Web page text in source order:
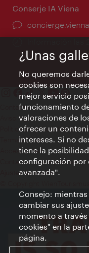
Conserje IA Viena
Contacto
Aviso legal
Política de privacidad de
Terms of Use
Accesibilidad
Contacto para la prensa
Ajustes de cookie
¿Unas
No queremos
cookies son
mejor servicio
funcionamiento
valoraciones de
ofrecer un
intereses. Si no
tiene la
configuración por
avanzada".
Consejo:
cambiar sus
momento a
cookies" en la
página.